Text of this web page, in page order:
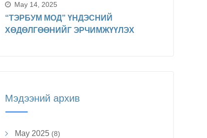
May 14, 2025
“ТЭРБУМ МОД” ҮНДЭСНИЙ
ХӨДӨЛГӨӨНИЙГ ЭРЧИМЖҮҮЛЭХ
Мэдээний архив
May 2025(8)